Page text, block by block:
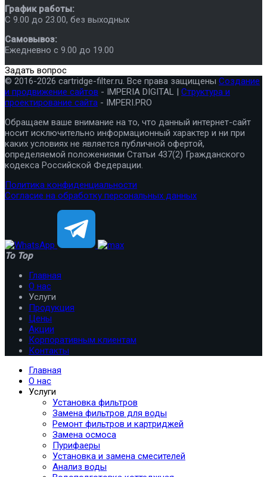
График работы:
C 9.00 до 23.00, без выходных
Самовывоз:
Ежедневно с 9.00 до 19.00
Задать вопрос
© 2016-2026 cartridge-filter.ru. Все права защищены Создание
и продвижение сайтов - IMPERIA DIGITAL | Структура и
проектирование сайта - IMPERI.PRO
Обращаем ваше внимание на то, что данный интернет-сайт
носит исключительно информационный характер и ни при
каких условиях не является публичной офертой,
определяемой положениями Статьи 437(2) Гражданского
кодекса Российской Федерации.
Политика конфиденциальности
Согласие на обработку персональных данных
To Top
Главная
О нас
Услуги
Продукция
Цены
Акции
Корпоративным клиентам
Контакты
Главная
О нас
Услуги
Установка фильтров
Замена фильтров для воды
Ремонт фильтров и картриджей
Замена осмоса
Пурифаеры
Установка и замена смесителей
Анализ воды